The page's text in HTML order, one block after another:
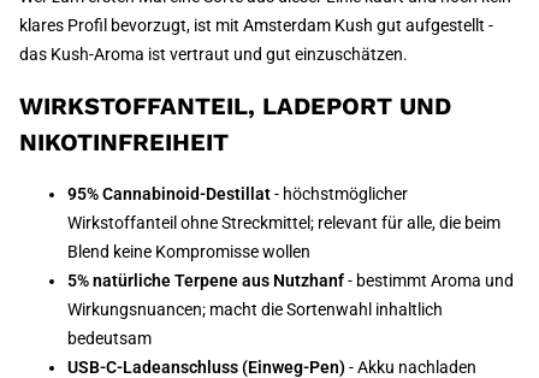
klares Profil bevorzugt, ist mit Amsterdam Kush gut aufgestellt -
das Kush-Aroma ist vertraut und gut einzuschätzen.
WIRKSTOFFANTEIL, LADEPORT UND
NIKOTINFREIHEIT
95% Cannabinoid-Destillat- höchstmöglicher
Wirkstoffanteil ohne Streckmittel; relevant für alle, die beim
Blend keine Kompromisse wollen
5% natürliche Terpene aus Nutzhanf- bestimmt Aroma und
Wirkungsnuancen; macht die Sortenwahl inhaltlich
bedeutsam
USB-C-Ladeanschluss (Einweg-Pen) - Akku nachladen